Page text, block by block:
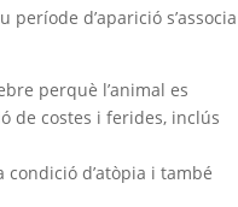
d’aparició s’associa
perquè l’animal es
de costes i ferides, inclús
d’atòpia i també